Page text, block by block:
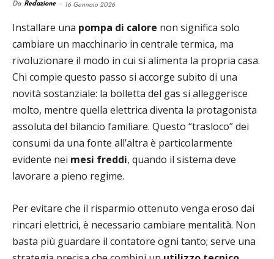
Da Redazione - 16 Gennaio 2026
Installare una pompa di calore non significa solo
cambiare un macchinario in centrale termica, ma
rivoluzionare il modo in cui si alimenta la propria casa.
Chi compie questo passo si accorge subito di una
novità sostanziale: la bolletta del gas si alleggerisce
molto, mentre quella elettrica diventa la protagonista
assoluta del bilancio familiare. Questo “trasloco” dei
consumi da una fonte all’altra è particolarmente
evidente nei mesi freddi, quando il sistema deve
lavorare a pieno regime.
Per evitare che il risparmio ottenuto venga eroso dai
rincari elettrici, è necessario cambiare mentalità. Non
basta più guardare il contatore ogni tanto; serve una